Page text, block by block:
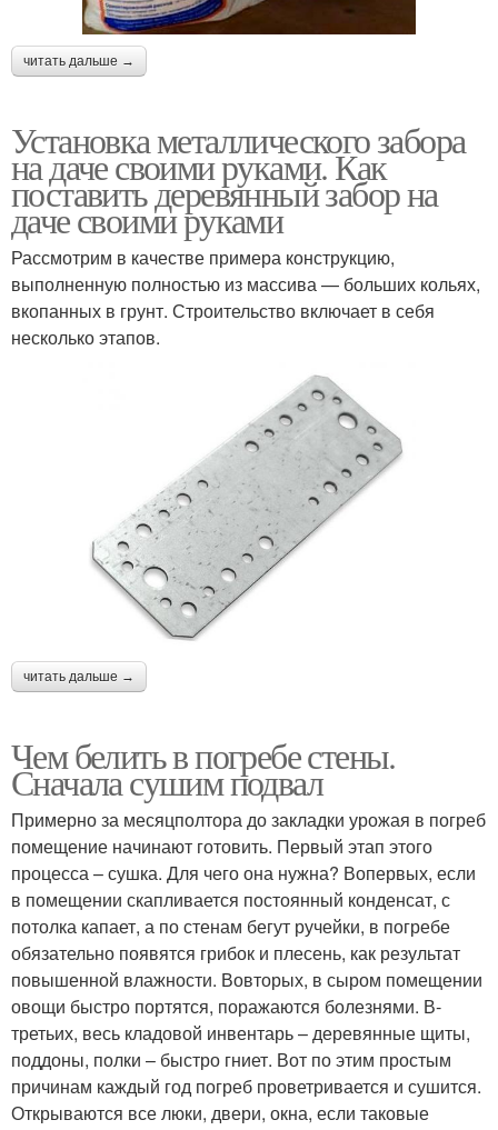
читать дальше →
Установка металлического забора
на даче своими руками. Как
поставить деревянный забор на
даче своими руками
Рассмотрим в качестве примера конструкцию,
выполненную полностью из массива — больших кольях,
вкопанных в грунт. Строительство включает в себя
несколько этапов.
читать дальше →
Чем белить в погребе стены.
Сначала сушим подвал
Примерно за месяц­полтора до закладки урожая в погреб
помещение начинают готовить. Первый этап этого
процесса – сушка. Для чего она нужна? Во­первых, если
в помещении скапливается постоянный конденсат, с
потолка капает, а по стенам бегут ручейки, в погребе
обязательно появятся грибок и плесень, как результат
повышенной влажности. Во­вторых, в сыром помещении
овощи быстро портятся, поражаются болезнями. В­
третьих, весь кладовой инвентарь – деревянные щиты,
поддоны, полки – быстро гниет. Вот по этим простым
причинам каждый год погреб проветривается и сушится.
Открываются все люки, двери, окна, если таковые